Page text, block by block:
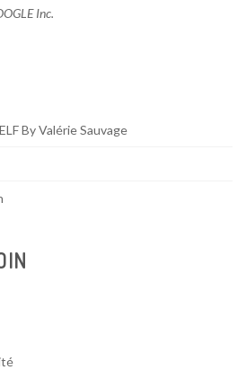
Inc.
By Valérie Sauvage